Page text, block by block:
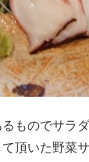
ものでサラ
頂いた野菜サ